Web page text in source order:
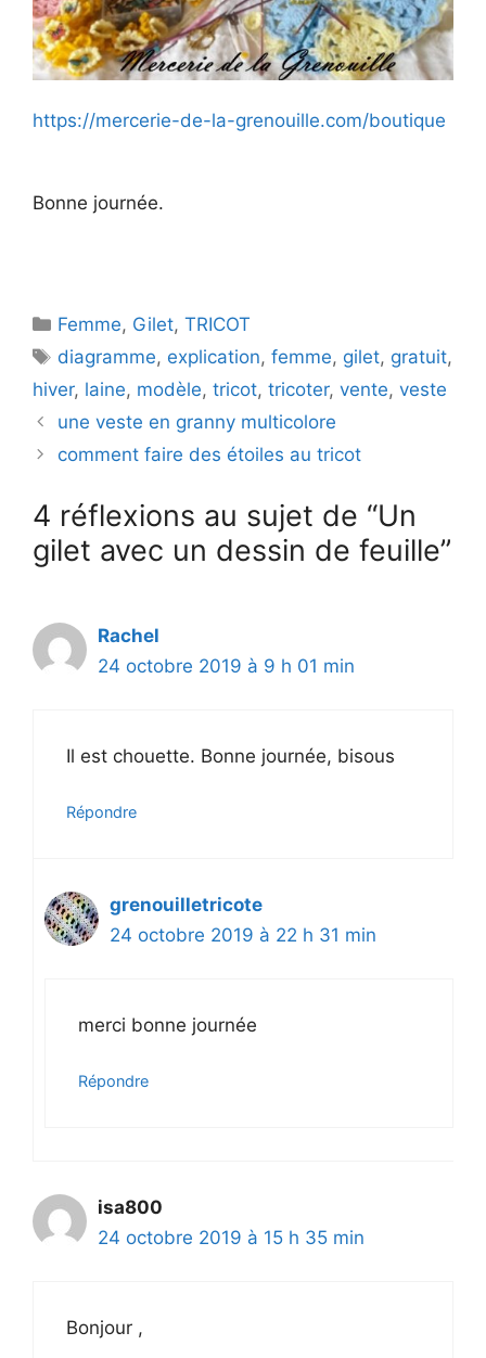
https://mercerie-de-la-grenouille.com/boutique
Bonne journée.
Catégories
Femme, Gilet,TRICOT
Étiquettes
diagramme, explication,femme, gilet, gratuit,
hiver, laine, modèle, tricot, tricoter, vente, veste
une veste en granny multicolore
comment faire des étoiles au tricot
4 réflexions au sujet de “Un
gilet avec un dessin de feuille”
Rachel
24 octobre 2019 à 9 h 01 min
Il est chouette. Bonne journée, bisous
Répondre
grenouilletricote
24 octobre 2019 à 22 h 31 min
merci bonne journée
Répondre
isa800
24 octobre 2019 à 15 h 35 min
Bonjour ,